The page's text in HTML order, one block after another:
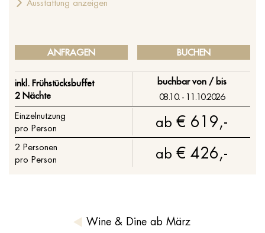
Ausstattung anzeigen
ANFRAGEN BUCHEN
inkl. Frühstücksbuffet
2 Nächte
buchbar von / bis
08.10. - 11.10.2026
Einzelnutzung
pro Person
ab € 619,-
2 Personen
pro Person
ab € 426,-
Wine & Dine ab März